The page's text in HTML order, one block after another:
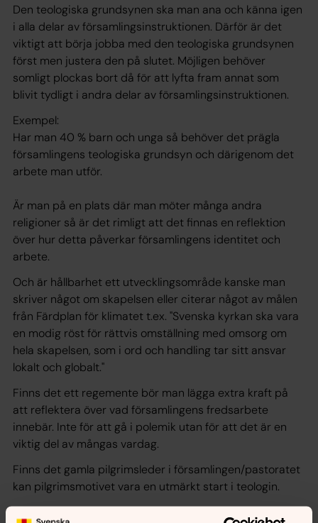
Den teologiska grundsynen ska man ana och känna igen
i alla delar av församlingsinstruktionen. Därför är det
viktigt att börja jobba med den teologiska grundsynen
först men justera den på slutet. Möjligen behöver
somligt plockas bort då för att lyfta fram annat som
blivit tydligt i andra delar av församlingsinstruktionen.
Exempel:
Har man 40 % barn och unga så behöver det prägla
församlingens teologiska grundsyn och därigenom det
arbete man utför.
Är man på en plats där man möter många andra
religioner så är det rimligt att det finnas en reflektion
över hur detta påverkar församlingens identitet och
arbete.
Och är hållbarhet ett utvecklingsområde kanske man
skriver något om skapelsen eller citerar något av målen
från Färdplan för klimatet t.ex. "Svenska kyrkan ska vara
en modig röst för rättvis omställning med omsorg om
hela skapelsen, som i ord och handling tar sitt ansvar
lokalt och globalt."
Finns det ett regemente bör man lägga extra kraft på
att reflektera över vad församlingens fredsarbete
innebär. Inte för att gå i polemik utan för att det är en
viktig del av mångas vardag.
Finns det gamla pilgrimsleder i församlingen/pastoratet
kan pilgrimsmotivet vara en utmärkt start i teologin.
I någon kyrka finns dopfunten vid ingången till kyrkan.